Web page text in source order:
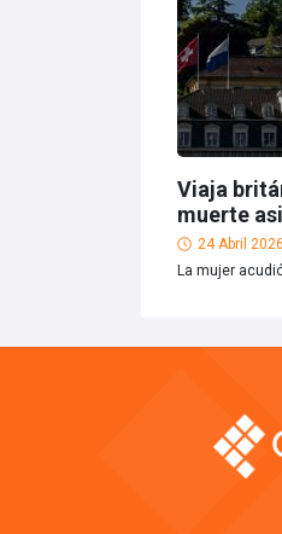
Viaja
muerte
24 Abril
La mujer